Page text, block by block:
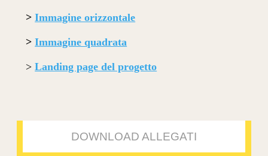
>Immagine orizzontale
>Immagine quadrata
>Landing page del progetto
DOWNLOAD ALLEGATI